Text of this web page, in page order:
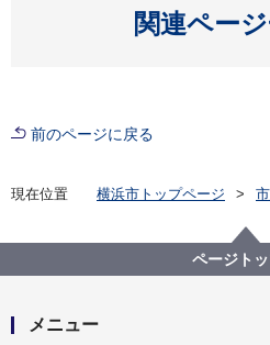
関連ペー
前のページに戻る
現在位置 横浜市トップページ
デザインの力で中小企業
連携プログラムを開始し
ページト
メニュー